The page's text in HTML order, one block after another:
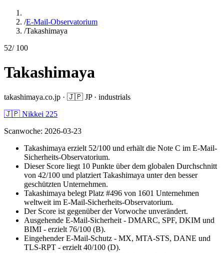
/E-Mail-Observatorium
/Takashimaya
52/ 100
Takashimaya
takashimaya.co.jp · 🇯🇵 JP· industrials
🇯🇵 Nikkei 225
Scanwoche: 2026-03-23
Takashimaya erzielt 52/100 und erhält die Note C im E-Mail-
Sicherheits-Observatorium.
Dieser Score liegt 10 Punkte über dem globalen Durchschnitt
von 42/100 und platziert Takashimaya unter den besser
geschützten Unternehmen.
Takashimaya belegt Platz #496 von 1601 Unternehmen
weltweit im E-Mail-Sicherheits-Observatorium.
Der Score ist gegenüber der Vorwoche unverändert.
Ausgehende E-Mail-Sicherheit - DMARC, SPF, DKIM und
BIMI - erzielt 76/100 (B).
Eingehender E-Mail-Schutz - MX, MTA-STS, DANE und
TLS-RPT - erzielt 40/100 (D).